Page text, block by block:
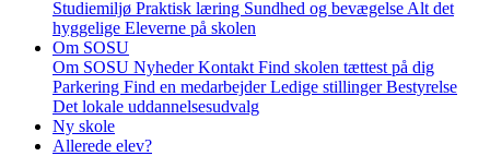
Studiemiljø Praktisk læring Sundhed og bevægelse Alt det
hyggelige Eleverne på skolen
Om SOSU
Om SOSU NyhederKontakt Find skolen tættest på dig
Parkering Find en medarbejderLedige stillingerBestyrelse
Det lokale uddannelsesudvalg
Ny skole
Allerede elev?